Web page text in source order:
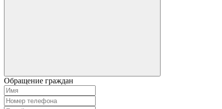
Обращение граждан